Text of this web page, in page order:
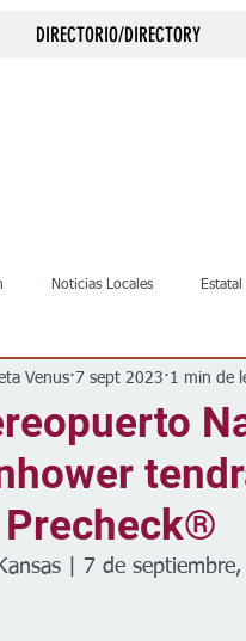
DIRECTORIO/DIRECTORY
Noticias Locales Estatal
Negocios Salud
Vivienda Escuelas
Venus 7 sept 2023 1 min de
| 7 de